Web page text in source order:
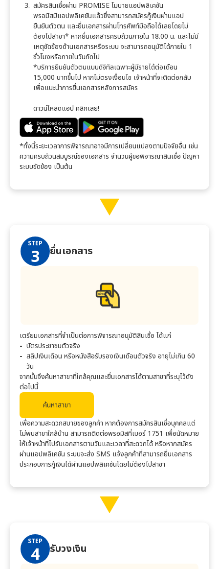
สมัครสินเชื่อผ่าน PROMISE โมบายแอปพลิเคชัน
พรอมิสมีแอปพลิเคชันแล้วซึ่งสามารถสมัครกู้เงินผ่านแอป
ยืนยันตัวตน และยื่นเอกสารผ่านโทรศัพท์มือถือได้เลยโดยไม่
ต้องไปสาขา* หากยื่นเอกสารครบถ้วนภายใน 18.00 น. และไม่มี
เหตุขัดข้องด้านเอกสารหรือระบบ จะสามารถอนุมัติได้ภายใน 1
ชั่วโมงหรือภายในวันถัดไป
*บริการยืนยันตัวตนแบบดิจิทัลเฉพาะผู้มีรายได้ต่อเดือน
15,000 บาทขึ้นไป หากไม่ตรงเงื่อนไข เจ้าหน้าที่จะติดต่อกลับ
เพื่อแนะนำการยื่นเอกสารหลังการสมัคร
ดาวน์โหลดแอป คลิกเลย!
*ทั้งนี้ระยะเวลาการพิจารณาอาจมีการเปลี่ยนแปลงตามปัจจัยอื่น เช่น
ความครบถ้วนสมบูรณ์ของเอกสาร จำนวนผู้ขอพิจารณาสินเชื่อ ปัญหา
ระบบขัดข้อง เป็นต้น
STEP
3 ยื่นเอกสาร
เตรียมเอกสารที่จำเป็นต่อการพิจารณาอนุมัติสินเชื่อ ได้แก่
บัตรประชาชนตัวจริง
สลิปเงินเดือน หรือหนังสือรับรองเงินเดือนตัวจริง อายุไม่เกิน 60
วัน
จากนั้นจึงค้นหาสาขาที่ใกล้คุณและยื่นเอกสารได้ตามสาขาที่ระบุไว้ดัง
ต่อไปนี้
ค้นหาสาขา
เพื่อความสะดวกสบายของลูกค้า หากต้องการสมัครสินเชื่อบุคคลแต่
ไม่พบสาขาใกล้บ้าน สามารถติดต่อพรอมิสที่เบอร์ 1751 เพื่อนัดหมาย
ให้เจ้าหน้าที่ไปรับเอกสารตามวันและเวลาที่สะดวกได้ หรือหากสมัคร
ผ่านแอปพลิเคชัน ระบบจะส่ง SMS แจ้งลูกค้าที่สามารถยื่นเอกสาร
ประกอบการกู้เงินได้ผ่านแอปพลิเคชันโดยไม่ต้องไปสาขา
STEP
4 รับวงเงิน